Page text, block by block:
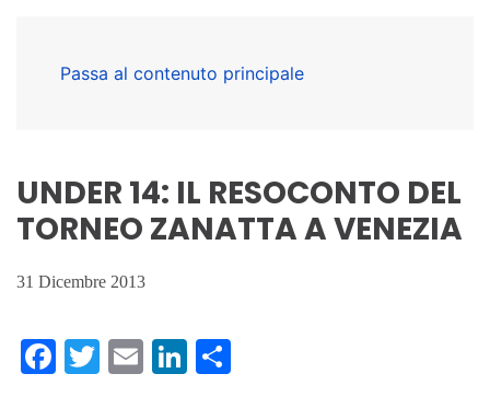
Passa al contenuto principale
UNDER 14: IL RESOCONTO DEL
TORNEO ZANATTA A VENEZIA
31 Dicembre 2013
Facebook
Twitter
EmailLinkedIn